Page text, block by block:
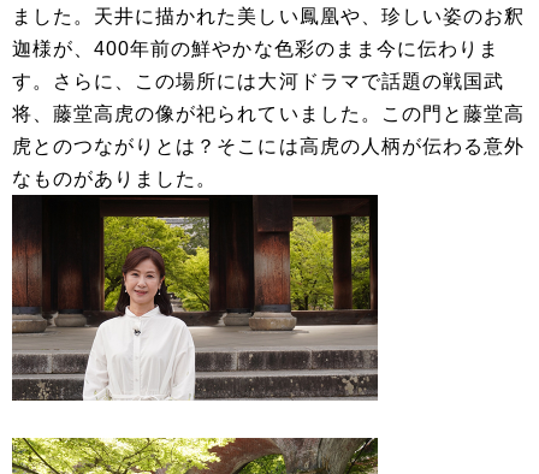
ました。天井に描かれた美しい鳳凰や、珍しい姿のお釈
迦様が、400年前の鮮やかな色彩のまま今に伝わりま
す。さらに、この場所には大河ドラマで話題の戦国武
将、藤堂高虎の像が祀られていました。この門と藤堂高
虎とのつながりとは？そこには高虎の人柄が伝わる意外
なものがありました。